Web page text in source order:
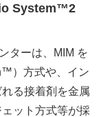
System™2
ターは、MIM を
）方式や、イン
る接着剤を金属
ット方式等が採